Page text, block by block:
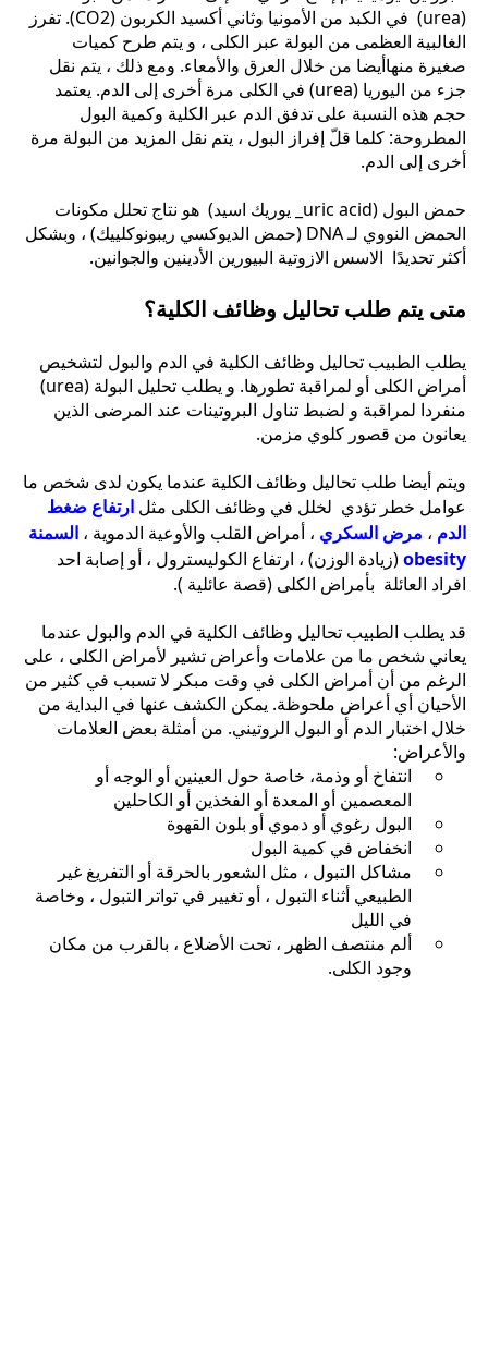
(urea) في الكبد من الأمونيا وثاني أكسيد الكربون (CO2). تفرز
الغالبية العظمى من البولة عبر الكلى ، و يتم طرح كميات
صغيرة منهاأيضا من خلال العرق والأمعاء. ومع ذلك ، يتم نقل
جزء من اليوريا (urea) في الكلى مرة أخرى إلى الدم. يعتمد
حجم هذه النسبة على تدفق الدم عبر الكلية وكمية البول
المطروحة: كلما قلّ إفراز البول ، يتم نقل المزيد من البولة مرة
أخرى إلى الدم.
حمض البول (uric acid_ يوريك اسيد) هو نتاج تحلل مكونات
الحمض النووي لـ DNA (حمض الديوكسي ريبونوكلييك) ، وبشكل
أكثر تحديدًا الاسس الازوتية البيورين الأدينين والجوانين.
متى يتم طلب تحاليل وظائف الكلية؟
يطلب الطبيب تحاليل وظائف الكلية في الدم والبول لتشخيص
أمراض الكلى أو لمراقبة تطورها. و يطلب تحليل البولة (urea)
منفردا لمراقبة و لضبط تناول البروتينات عند المرضى الذين
يعانون من قصور كلوي مزمن.
ويتم أيضا طلب تحاليل وظائف الكلية عندما يكون لدى شخص ما
عوامل خطر تؤدي لخلل في وظائف الكلى مثل ارتفاع ضغط
الدم ، مرض السكري ، أمراض القلب والأوعية الدموية ، السمنة
obesity(زيادة الوزن) ، ارتفاع الكوليسترول ، أو إصابة احد
افراد العائلة بأمراض الكلى (قصة عائلية ).
قد يطلب الطبيب تحاليل وظائف الكلية في الدم والبول عندما
يعاني شخص ما من علامات وأعراض تشير لأمراض الكلى ، على
الرغم من أن أمراض الكلى في وقت مبكر لا تسبب في كثير من
الأحيان أي أعراض ملحوظة. يمكن الكشف عنها في البداية من
خلال اختبار الدم أو البول الروتيني. من أمثلة بعض العلامات
والأعراض:
انتفاخ أو وذمة، خاصة حول العينين أو الوجه أو
المعصمين أو المعدة أو الفخذين أو الكاحلين
البول رغوي أو دموي أو بلون القهوة
انخفاض في كمية البول
مشاكل التبول ، مثل الشعور بالحرقة أو التفريغ غير
الطبيعي أثناء التبول ، أو تغيير في تواتر التبول ، وخاصة
في الليل
ألم منتصف الظهر ، تحت الأضلاع ، بالقرب من مكان
وجود الكلى.